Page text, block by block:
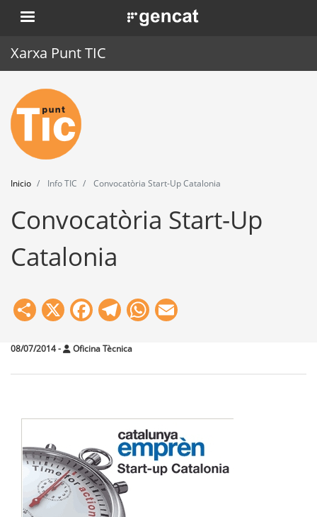
Pasar
al
. Obre en una nova finestra.
Xarxa Punt TIC
Inicio
Punt TIC
Actualidad
Agenda
Formación
Herramientas
Inicio Info TIC Convocatòria Start-Up Catalonia
Convocatòria Start-Up
Catalonia
Share
X Facebook
Telegram
WhatsApp
08/07/2014- Oficina Tècnica